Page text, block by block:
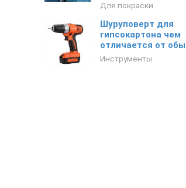
Для покраски
Шуруповерт для
гипсокартона чем
отличается от
Инструменты